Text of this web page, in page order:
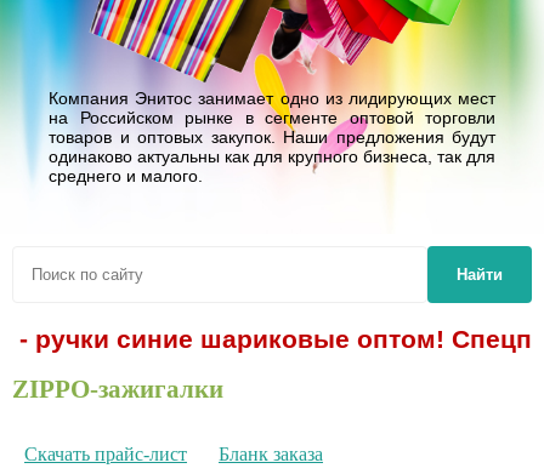
Компания Энитос занимает одно из лидирующих мест
на Российском рынке в сегменте оптовой торговли
товаров и оптовых закупок. Наши предложения будут
одинаково актуальны как для крупного бизнеса, так для
среднего и малого.
Найти
шариковые оптом!
ZIPPO-зажигалки
Скачать прайс-лист Бланк заказа